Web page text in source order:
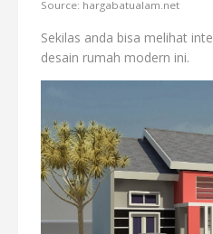
Source: hargabatualam.net
Sekilas anda bisa melihat
desain rumah modern ini.